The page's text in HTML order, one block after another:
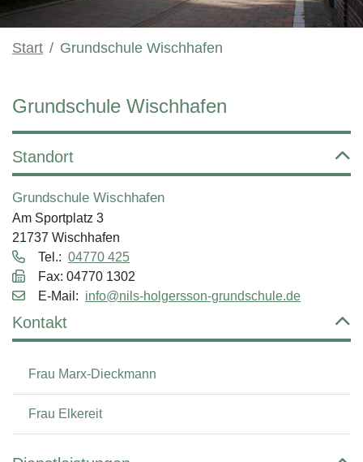
Start Grundschule Wischhafen
Grundschule Wischhafen
Standort
Grundschule Wischhafen
Am Sportplatz 3
21737 Wischhafen
Tel.: 04770 425
Fax: 04770 1302
E‑Mail: info@nils-holgersson-grundschule.de
Kontakt
Frau Marx-Dieckmann
Frau Elkereit